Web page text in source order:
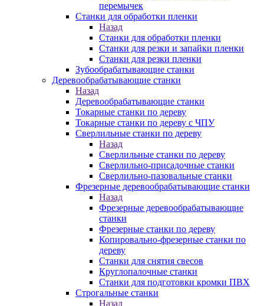
перемычек
Станки для обработки пленки
Назад
Станки для обработки пленки
Станки для резки и запайки пленки
Станки для резки пленки
Зубообрабатывающие станки
Деревообрабатывающие станки
Назад
Деревообрабатывающие станки
Токарные станки по дереву
Токарные станки по дереву с ЧПУ
Сверлильные станки по дереву
Назад
Сверлильные станки по дереву
Сверлильно-присадочные станки
Сверлильно-пазовальные станки
Фрезерные деревообрабатывающие станки
Назад
Фрезерные деревообрабатывающие
станки
Фрезерные станки по дереву
Копировально-фрезерные станки по
дереву
Станки для снятия свесов
Круглопалочные станки
Станки для подготовки кромки ПВХ
Строгальные станки
Назад